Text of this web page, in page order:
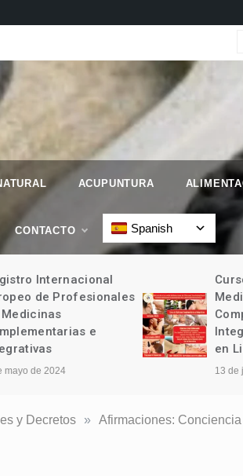
ACUPUNTURA
CONTACTO Spanish
Internacional
de Profesionales
e
mayo de 2024
en
13 de
y Decretos » Afirmaciones: